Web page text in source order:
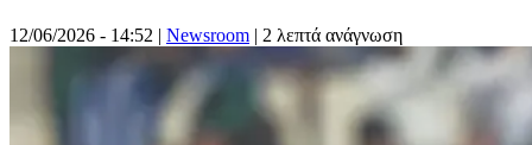
12/06/2026 - 14:52 | Newsroom | 2 λεπτά ανάγνωση